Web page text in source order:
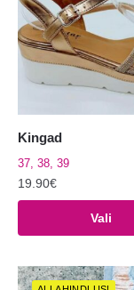
Kingad
37, 38, 39
19.90€
Vali
tootel
mitu